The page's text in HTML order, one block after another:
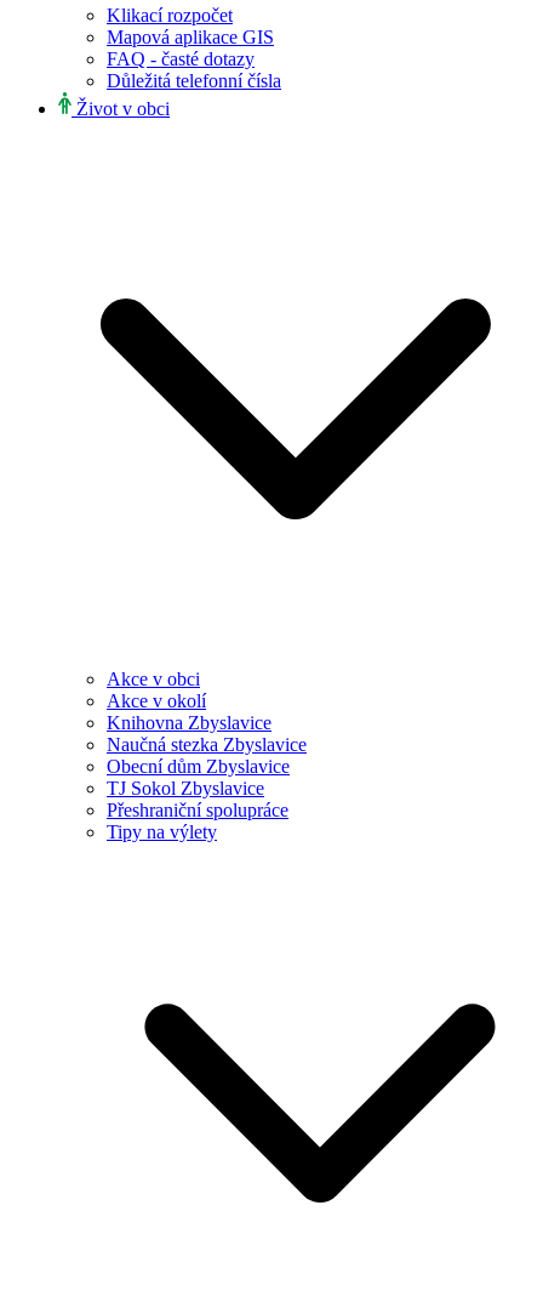
Klikací rozpočet
Mapová aplikace GIS
FAQ - časté dotazy
Důležitá telefonní čísla
Život v obci
Akce v obci
Akce v okolí
Knihovna Zbyslavice
Naučná stezka Zbyslavice
Obecní dům Zbyslavice
TJ Sokol Zbyslavice
Přeshraniční spolupráce
Tipy na výlety